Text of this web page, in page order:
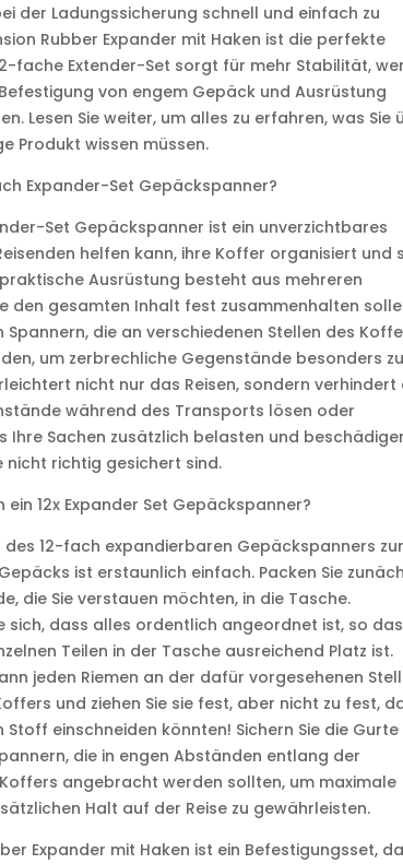
der Ladungssicherung schnell und einfach zu
Rubber Expander mit Haken ist die perfekte
fache Extender-Set sorgt für mehr Stabilität,
von engem Gepäck und Ausrüstung
Lesen Sie weiter, um alles zu erfahren, was Sie
Produkt wissen müssen.
Expander-Set Gepäckspanner?
Set Gepäckspanner ist ein unverzichtbares
helfen kann, ihre Koffer organisiert und
Ausrüstung besteht aus mehreren
den gesamten Inhalt fest zusammenhalten
Spannern, die an verschiedenen Stellen des
um zerbrechliche Gegenstände besonders zu
nicht nur das Reisen, sondern verhindert
während des Transports lösen oder
Ihre Sachen zusätzlich belasten und
nicht richtig gesichert sind.
12x Expander Set Gepäckspanner?
des 12-fach expandierbaren Gepäckspanners zur
ist erstaunlich einfach. Packen Sie
die Sie verstauen möchten, in die Tasche.
sich, dass alles ordentlich angeordnet ist, so
Teilen in der Tasche ausreichend Platz ist.
jeden Riemen an der dafür vorgesehenen
und ziehen Sie sie fest, aber nicht zu fest,
Stoff einschneiden könnten! Sichern Sie die Gurte
die in engen Abständen entlang der
angebracht werden sollten, um maximale
Halt auf der Reise zu gewährleisten.
Expander mit Haken ist ein Befestigungsset,